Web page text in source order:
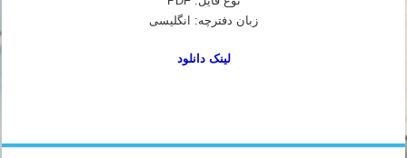
زبان دفترچه: انگلیسی
لینک دانلود